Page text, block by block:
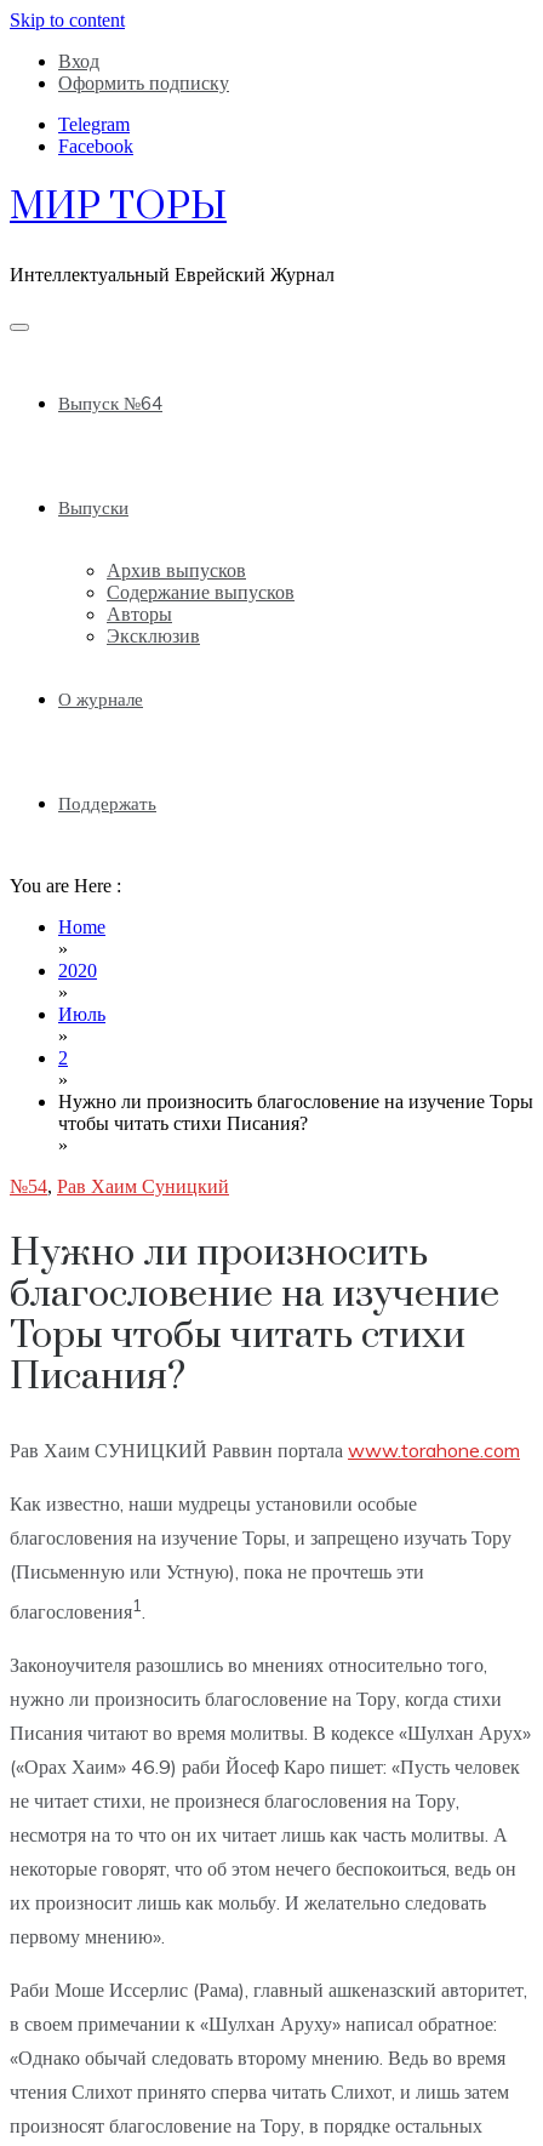
Skip to content
Вход
Оформить подписку
Telegram
Facebook
МИР ТОРЫ
Интеллектуальный Еврейский Журнал
Выпуск №64
Выпуски
Архив выпусков
Содержание выпусков
Авторы
Эксклюзив
О журнале
Поддержать
You are Here :
Home
»
2020
»
Июль
»
2
»
Нужно ли произносить благословение на изучение Торы
чтобы читать стихи Писания?
»
№54, Рав Хаим Суницкий
Нужно ли произносить
благословение на изучение
Торы чтобы читать стихи
Писания?
Рав Хаим СУНИЦКИЙ Раввин портала www.torahone.com
Как известно, наши мудрецы установили особые
благословения на изучение Торы, и запрещено изучать Тору
(Письменную или Устную), пока не прочтешь эти
благословения1.
Законоучителя разошлись во мнениях относительно того,
нужно ли произносить благословение на Тору, когда стихи
Писания читают во время молитвы. В кодексе «Шулхан Арух»
(«Орах Хаим» 46.9) раби Йосеф Каро пишет: «Пусть человек
не читает стихи, не произнеся благословения на Тору,
несмотря на то что он их читает лишь как часть молитвы. А
некоторые говорят, что об этом нечего беспокоиться, ведь он
их произносит лишь как мольбу. И желательно следовать
первому мнению».
Раби Моше Иссерлис (Рама), главный ашкеназский авторитет,
в своем примечании к «Шулхан Аруху» написал обратное:
«Однако обычай следовать второму мнению. Ведь во время
чтения Слихот принято сперва читать Слихот, и лишь затем
произносят благословение на Тору, в порядке остальных